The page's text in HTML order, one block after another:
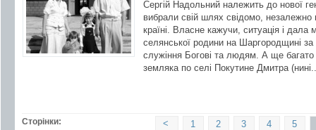
Сергій Надольний належить до нової
вибрали свій шлях свідомо, незалежно
країні. Власне кажучи, ситуація і дала
селянської родини на Шаргородщині
служіння Богові та людям. А ще
земляка по селі Покутине Дмитра
Сторінки: 5
4
3
2
1
<